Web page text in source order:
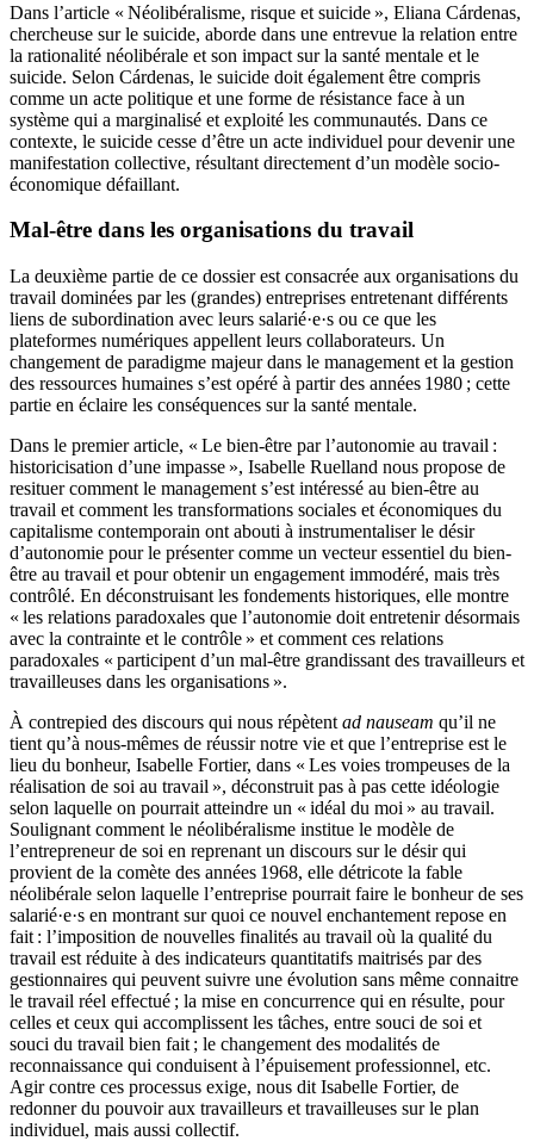
Dans l’article « Néolibéralisme, risque et suicide », Eliana Cárdenas,
chercheuse sur le suicide, aborde dans une entrevue la relation entre
la rationalité néolibérale et son impact sur la santé mentale et le
suicide. Selon Cárdenas, le suicide doit également être compris
comme un acte politique et une forme de résistance face à un
système qui a marginalisé et exploité les communautés. Dans ce
contexte, le suicide cesse d’être un acte individuel pour devenir une
manifestation collective, résultant directement d’un modèle socio-
économique défaillant.
Mal-être dans les organisations du travail
La deuxième partie de ce dossier est consacrée aux organisations du
travail dominées par les (grandes) entreprises entretenant différents
liens de subordination avec leurs salarié·e·s ou ce que les
plateformes numériques appellent leurs collaborateurs. Un
changement de paradigme majeur dans le management et la gestion
des ressources humaines s’est opéré à partir des années 1980 ; cette
partie en éclaire les conséquences sur la santé mentale.
Dans le premier article, « Le bien-être par l’autonomie au travail :
historicisation d’une impasse », Isabelle Ruelland nous propose de
resituer comment le management s’est intéressé au bien-être au
travail et comment les transformations sociales et économiques du
capitalisme contemporain ont abouti à instrumentaliser le désir
d’autonomie pour le présenter comme un vecteur essentiel du bien-
être au travail et pour obtenir un engagement immodéré, mais très
contrôlé. En déconstruisant les fondements historiques, elle montre
« les relations paradoxales que l’autonomie doit entretenir désormais
avec la contrainte et le contrôle » et comment ces relations
paradoxales « participent d’un mal-être grandissant des travailleurs et
travailleuses dans les organisations ».
À contrepied des discours qui nous répètent ad nauseam qu’il ne
tient qu’à nous-mêmes de réussir notre vie et que l’entreprise est le
lieu du bonheur, Isabelle Fortier, dans « Les voies trompeuses de la
réalisation de soi au travail », déconstruit pas à pas cette idéologie
selon laquelle on pourrait atteindre un « idéal du moi » au travail.
Soulignant comment le néolibéralisme institue le modèle de
l’entrepreneur de soi en reprenant un discours sur le désir qui
provient de la comète des années 1968, elle détricote la fable
néolibérale selon laquelle l’entreprise pourrait faire le bonheur de ses
salarié·e·s en montrant sur quoi ce nouvel enchantement repose en
fait : l’imposition de nouvelles finalités au travail où la qualité du
travail est réduite à des indicateurs quantitatifs maitrisés par des
gestionnaires qui peuvent suivre une évolution sans même connaitre
le travail réel effectué ; la mise en concurrence qui en résulte, pour
celles et ceux qui accomplissent les tâches, entre souci de soi et
souci du travail bien fait ; le changement des modalités de
reconnaissance qui conduisent à l’épuisement professionnel, etc.
Agir contre ces processus exige, nous dit Isabelle Fortier, de
redonner du pouvoir aux travailleurs et travailleuses sur le plan
individuel, mais aussi collectif.